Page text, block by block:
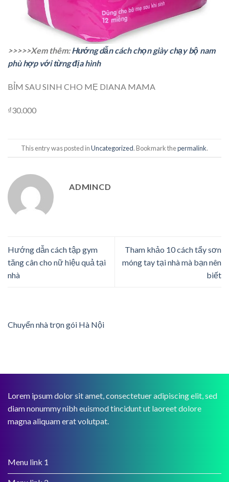
>>>>>Xem thêm:Hướng dẫn cách chọn giày chạy bộ nam
phù hợp với từng địa hình
BỈM SAU SINH CHO MẸ DIANA MAMA
₫30.000
This entry was posted inUncategorized. Bookmark thepermalink.
ADMINCD
Hướng dẫn cách tập gym
tăng cân cho nữ hiệu quả tại
nhà
Tham khảo 10 cách tẩy sơn
móng tay tại nhà mà bạn nên
biết
Chuyển nhà trọn gói Hà Nội
Lorem ipsum dolor sit amet, consectetuer adipiscing elit, sed
diam nonummy nibh euismod tincidunt ut laoreet dolore
magna aliquam erat volutpat.
Menu link 1